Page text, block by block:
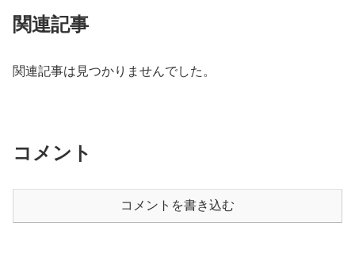
関連記事
関連記事は見つかりませんでした。
コメント
コメントを書き込む